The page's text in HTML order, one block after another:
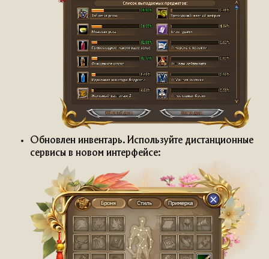
Обновлен инвентарь. Используйте дистанционные
сервисы в новом интерфейсе: